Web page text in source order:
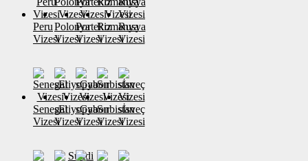
Peru
Vizesi
Polonya
Vizesi
Portekiz
Vizesi
Romanya
Vizesi
Rusya
Vizesi
Senegal
Vizesi
sEtiyopya
Vizesi
sGabon
Vizesi
Sırbistan
Vizesi
sİsveç
Vizesi